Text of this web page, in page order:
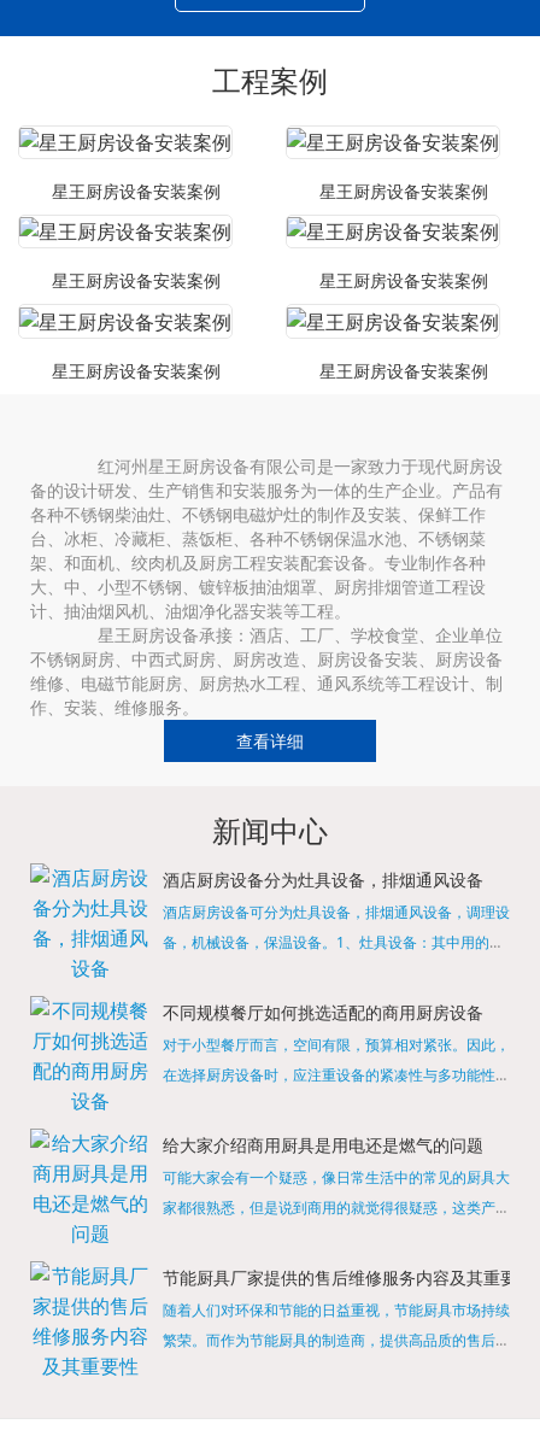
工程案例
星王厨房设备安装案例 星王厨房设备安装案例
星王厨房设备安装案例 星王厨房设备安装案例
星王厨房设备安装案例 星王厨房设备安装案例
红河州星王厨房设备有限公司是一家致力于现代厨房设
备的设计研发、生产销售和安装服务为一体的生产企业。产品有
各种不锈钢柴油灶、不锈钢电磁炉灶的制作及安装、保鲜工作
台、冰柜、冷藏柜、蒸饭柜、各种不锈钢保温水池、不锈钢菜
架、和面机、绞肉机及厨房工程安装配套设备。专业制作各种
大、中、小型不锈钢、镀锌板抽油烟罩、厨房排烟管道工程设
计、抽油烟风机、油烟净化器安装等工程。
星王厨房设备承接：酒店、工厂、学校食堂、企业单位
不锈钢厨房、中西式厨房、厨房改造、厨房设备安装、厨房设备
维修、电磁节能厨房、厨房热水工程、通风系统等工程设计、制
作、安装、维修服务。
查看详细
新闻中心
酒店厨房设备分为灶具设备，排烟通风设备
酒店厨房设备可分为灶具设备，排烟通风设备，调理设
备，机械设备，保温设备。1、灶具设备：其中用的较
缺少的，经过相关检测证明的合格设备才能进行使用，
不同规模餐厅如何挑选适配的商用厨房设备
对于小型餐厅而言，空间有限，预算相对紧张。因此，
在选择厨房设备时，应注重设备的紧凑性与多功能性。
烹饪设备，既能节省空间，又能满足多样化的烹饪需
给大家介绍商用厨具是用电还是燃气的问题
可能大家会有一个疑惑，像日常生活中的常见的厨具大
家都很熟悉，但是说到商用的就觉得很疑惑，这类产品
店用的就是商用的吗?还真别说，真被大家猜对了，这
节能厨具厂家提供的售后维修服务内容及其重要性
随着人们对环保和节能的日益重视，节能厨具市场持续
繁荣。而作为节能厨具的制造商，提供高品质的售后维